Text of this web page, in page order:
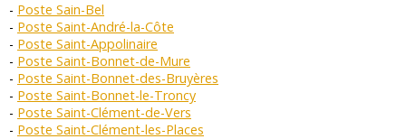
Poste Sain-Bel
Poste Saint-André-la-Côte
Poste Saint-Appolinaire
Poste Saint-Bonnet-de-Mure
Poste Saint-Bonnet-des-Bruyères
Poste Saint-Bonnet-le-Troncy
Poste Saint-Clément-de-Vers
Poste Saint-Clément-les-Places